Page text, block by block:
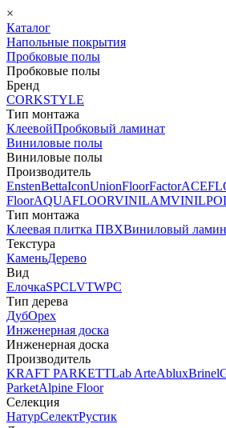
×
Каталог
Напольные покрытия
Пробковые полы
Пробковые полы
Бренд
CORKSTYLE
Тип монтажа
КлеевойПробковый ламинат
Виниловые полы
Виниловые полы
Производитель
EnstenBettaIconUnionFloorFactor
FloorAQUAFLOORVINILAM
Тип монтажа
Клеевая плитка ПВХВиниловый
Текстура
КаменьДерево
Вид
ЕлочкаSPCLVTWPC
Тип дерева
ДубОрех
Инженерная доска
Инженерная доска
Производитель
KRAFT PARKETTLab ArteAbluxBrinel
ParketAlpine Floor
Селекция
НатурСелектРустик